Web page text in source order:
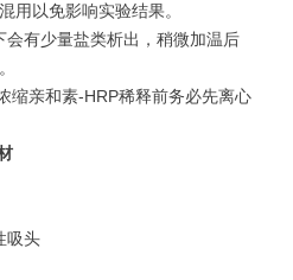
用以免影响实验结果。
会有少量盐类析出，稍微加温后
缩亲和素-HRP稀释前务必先离心
吸头